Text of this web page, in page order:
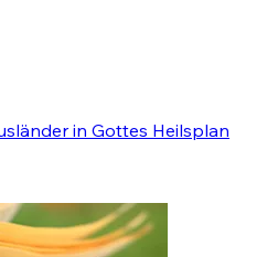
in Gottes Heilsplan